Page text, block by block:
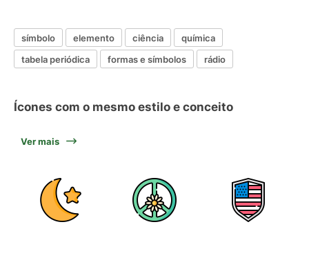
símbolo elemento ciência
química
tabela periódica
formas e símbolos rádio
Ícones com o mesmo estilo e conceito
Ver mais